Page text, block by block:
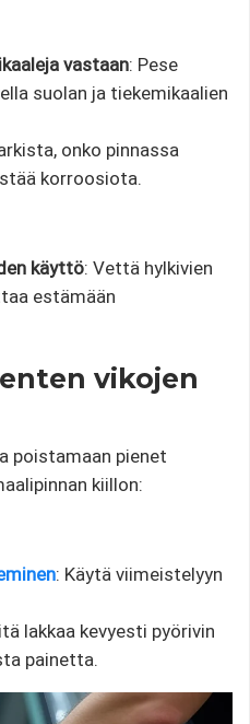
vastaan: Pese
suolan ja tiekemikaalien
onko pinnassa
korroosiota.
käyttö: Vettä hylkivien
estämään
vikojen
poistamaan pienet
kiillon:
: Käytä viimeistelyyn
lakkaa kevyesti pyörivin
painetta.